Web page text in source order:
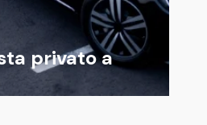
privato a